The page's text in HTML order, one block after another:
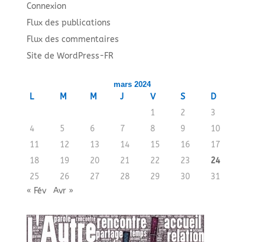
Connexion
Flux des publications
Flux des commentaires
Site de WordPress-FR
mars 2024
L M M J V S
D
1
2
3
4
5 6 7 8 9
10
11
12 13 14 15 16
17
18
19 20 21 22 23
24
25
26 27 28 29 30
31
« Fév
Avr »